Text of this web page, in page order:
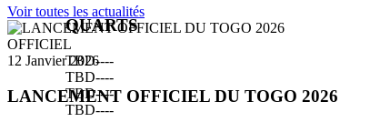
Voir toutes les actualités
OFFICIEL
12 Janvier 2026
LANCEMENT OFFICIEL DU TOGO 2026
QUARTS
TBD----
TBD----
TBD----
TBD----